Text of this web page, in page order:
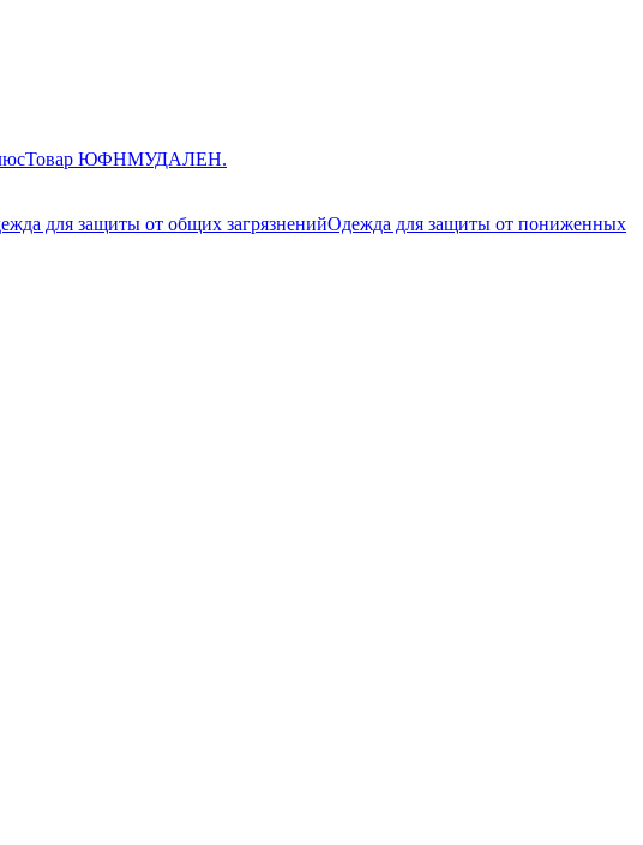
Товар ЮФНМУДАЛЕН.
для защиты от общих загрязненийОдежда для защиты от пониженных